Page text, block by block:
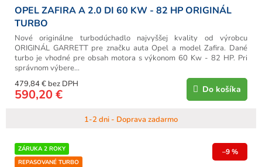
OPEL ZAFIRA A 2.0 DI 60 KW - 82 HP ORIGINÁL
TURBO
1-2 dni - Doprava zadarmo
479,84 € bez DPH
590,20 € Do košíka
Nové originálne turbodúchadlo najvyššej kvality od výrobcu
ORIGINÁL GARRETT pre značku auta Opel a model Zafira. Dané
turbo je vhodné pre obsah motora s výkonom 60 Kw - 82 HP. Pri
správnom výbere...
ZÁRUKA 2 ROKY
REPASOVANÉ TURBO
–9 %